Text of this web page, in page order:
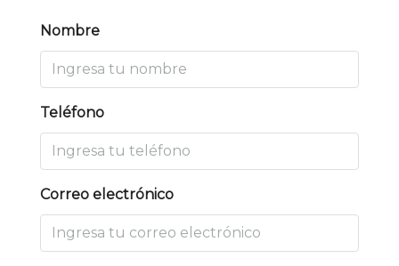
Nombre
Teléfono
Correo electrónico